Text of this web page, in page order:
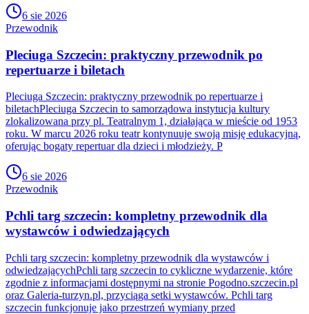
6 sie 2026
Przewodnik
Pleciuga Szczecin: praktyczny przewodnik po
repertuarze i biletach
Pleciuga Szczecin: praktyczny przewodnik po repertuarze i
biletachPleciuga Szczecin to samorządowa instytucja kultury
zlokalizowana przy pl. Teatralnym 1, działająca w mieście od 1953
roku. W marcu 2026 roku teatr kontynuuje swoją misję edukacyjną,
oferując bogaty repertuar dla dzieci i młodzieży. P
6 sie 2026
Przewodnik
Pchli targ szczecin: kompletny przewodnik dla
wystawców i odwiedzających
Pchli targ szczecin: kompletny przewodnik dla wystawców i
odwiedzającychPchli targ szczecin to cykliczne wydarzenie, które
zgodnie z informacjami dostępnymi na stronie Pogodno.szczecin.pl
oraz Galeria-turzyn.pl, przyciąga setki wystawców. Pchli targ
szczecin funkcjonuje jako przestrzeń wymiany przed